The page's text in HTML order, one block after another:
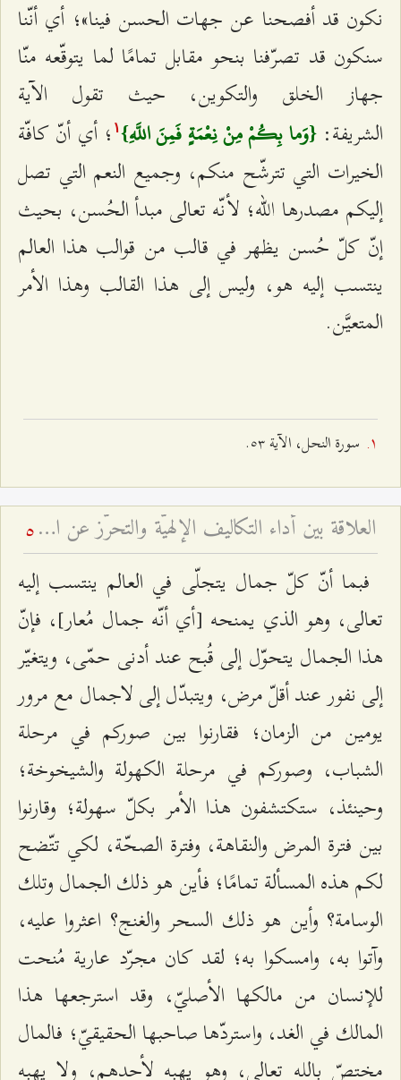
نكون قد أفصحنا عن جهات الحسن فينا»؛ أي أنّنا
سنكون قد تصرّفنا بنحو مقابل تمامًا لما يتوقّعه منّا
جهاز الخلق والتكوين، حيث تقول الآية
الشريفة:{وَما بِكُمْ مِنْ نِعْمَةٍ فَمِنَ اللَّهِ}۱ ؛ أي أنّ كافّة
الخيرات التي تترشّح منكم، وجميع النعم التي تصل
إليكم مصدرها الله؛ لأنّه تعالى مبدأ الحُسن، بحيث
إنّ كلّ حُسن يظهر في قالب من قوالب هذا العالم
ينتسب إليه هو، وليس إلى هذا القالب وهذا الأمر
المتعيَّن.
سورة النحل، الآية ٥٣.
العلاقة بين أداء التكاليف الإلهيّة والتحرّز عن المراء والمباهاة 5
فبما أنّ كلّ جمال يتجلّى في العالم ينتسب إليه
تعالى، وهو الذي يمنحه [أي أنّه جمال مُعار]، فإنّ
هذا الجمال يتحوّل إلى قُبح عند أدنى حمّى، ويتغيّر
إلى نفور عند أقلّ مرض، ويتبدّل إلى لاجمال مع مرور
يومين من الزمان؛ فقارنوا بين صوركم في مرحلة
الشباب، وصوركم في مرحلة الكهولة والشيخوخة؛
وحينئذ، ستكتشفون هذا الأمر بكلّ سهولة؛ وقارنوا
بين فترة المرض والنقاهة، وفترة الصحّة، لكي تتّضح
لكم هذه المسألة تمامًا؛ فأين هو ذلك الجمال وتلك
الوسامة؟ وأين هو ذلك السحر والغنج؟ اعثروا عليه،
وآتوا به، وامسكوا به؛ لقد كان مجرّد عارية مُنحت
للإنسان من مالكها الأصليّ، وقد استرجعها هذا
المالك في الغد، واستردّها صاحبها الحقيقيّ؛ فالمال
مختصّ بالله تعالى، وهو يهبه لأحدهم، ولا يهبه